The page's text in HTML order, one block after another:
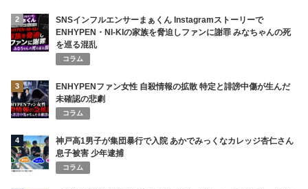
2
SNSインフルエンサーまぁくん Instagramストーリーで
ENHYPEN・NI-KIの家族を脅迫しファンに謝罪 みなちゃんの死
を巡る混乱
コラム
3
ENHYPENファン女性 自殺情報の拡散 特定と誹謗中傷が生んだ
未確認の悲劇
コラム
4
神戸高1男子が集団暴行で入院 あかでみっくなカレッジ杏仁さん
息子被害 少年逮捕
コラム